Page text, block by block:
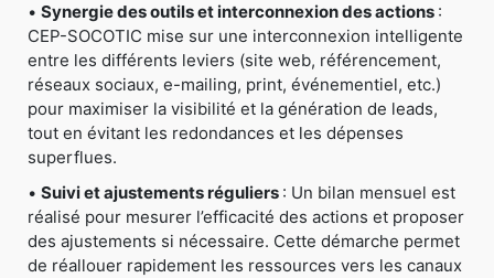
• Synergie des outils et interconnexion des actions :
CEP-SOCOTIC mise sur une interconnexion intelligente
entre les différents leviers (site web, référencement,
réseaux sociaux, e-mailing, print, événementiel, etc.)
pour maximiser la visibilité et la génération de leads,
tout en évitant les redondances et les dépenses
superflues.
• Suivi et ajustements réguliers : Un bilan mensuel est
réalisé pour mesurer l’efficacité des actions et proposer
des ajustements si nécessaire. Cette démarche permet
de réallouer rapidement les ressources vers les canaux